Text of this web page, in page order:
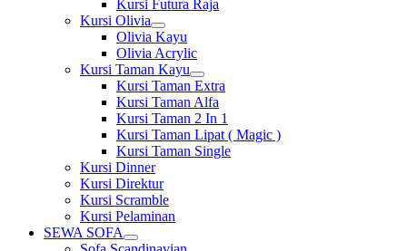
menu
Kursi Futura Raja
Kursi Olivia
Show
sub
menu
Olivia Kayu
Olivia Acrylic
Kursi Taman Kayu
Show
sub
menu
Kursi Taman Extra
Kursi Taman Alfa
Kursi Taman 2 In 1
Kursi Taman Lipat ( Magic )
Kursi Taman Single
Kursi Dinner
Kursi Direktur
Kursi Scramble
Kursi Pelaminan
SEWA SOFA
Show